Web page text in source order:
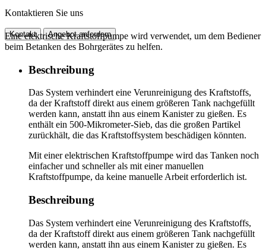
Kontaktieren Sie uns
Kontakt Angebot anfordern
Eine elektrische Kraftstoffpumpe wird verwendet, um dem Bediener
beim Betanken des Bohrgerätes zu helfen.
Beschreibung
Das System verhindert eine Verunreinigung des Kraftstoffs,
da der Kraftstoff direkt aus einem größeren Tank nachgefüllt
werden kann, anstatt ihn aus einem Kanister zu gießen. Es
enthält ein 500-Mikrometer-Sieb, das die großen Partikel
zurückhält, die das Kraftstoffsystem beschädigen könnten.
Mit einer elektrischen Kraftstoffpumpe wird das Tanken noch
einfacher und schneller als mit einer manuellen
Kraftstoffpumpe, da keine manuelle Arbeit erforderlich ist.
Beschreibung
Das System verhindert eine Verunreinigung des Kraftstoffs,
da der Kraftstoff direkt aus einem größeren Tank nachgefüllt
werden kann, anstatt ihn aus einem Kanister zu gießen. Es